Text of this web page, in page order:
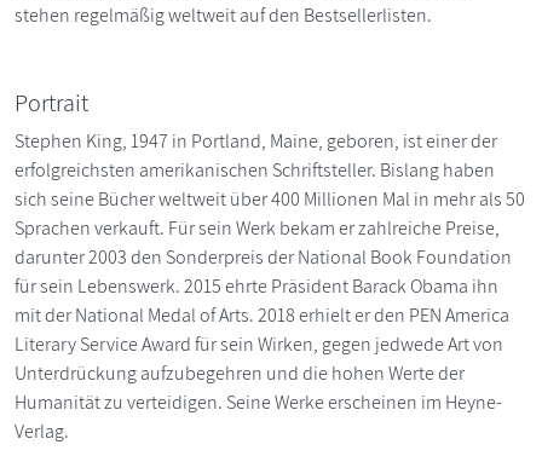
stehen regelmäßig weltweit auf den Bestsellerlisten.
Portrait
Stephen King, 1947 in Portland, Maine, geboren, ist einer der
erfolgreichsten amerikanischen Schriftsteller. Bislang haben
sich seine Bücher weltweit über 400 Millionen Mal in mehr als 50
Sprachen verkauft. Für sein Werk bekam er zahlreiche Preise,
darunter 2003 den Sonderpreis der National Book Foundation
für sein Lebenswerk. 2015 ehrte Präsident Barack Obama ihn
mit der National Medal of Arts. 2018 erhielt er den PEN America
Literary Service Award für sein Wirken, gegen jedwede Art von
Unterdrückung aufzubegehren und die hohen Werte der
Humanität zu verteidigen. Seine Werke erscheinen im Heyne-
Verlag.